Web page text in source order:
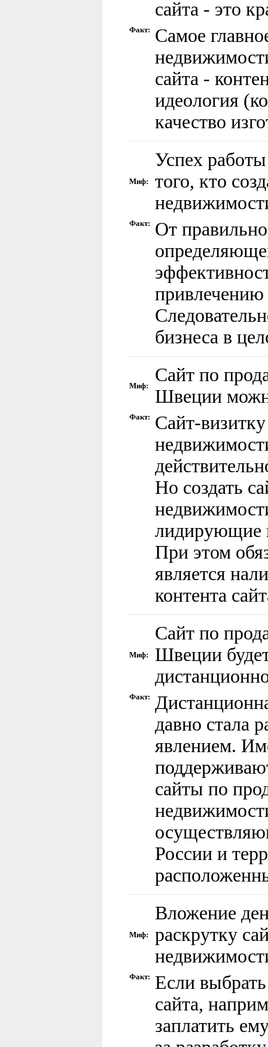
сайта - это
Факт:
Самое
сайта -
идеология
качество
Миф:
Успех
того, кто
Факт:
От
привлечению
бизнеса в
Миф:
Сайт по
Швеции
Факт:
Сайт-
Но создать
лидирующие
При этом
является
контента
Миф:
Сайт по
Швеции
Факт:
давно стала
явлением.
сайты по
России и
Миф:
Вложение
раскрутку
Факт:
Если выбрать
сайта,
заплатить